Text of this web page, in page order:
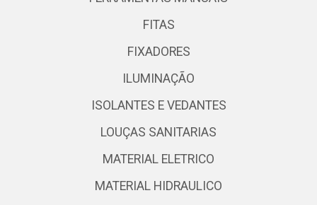
FITAS
FIXADORES
ILUMINAÇÃO
ISOLANTES E VEDANTES
LOUÇAS SANITARIAS
MATERIAL ELETRICO
MATERIAL HIDRAULICO